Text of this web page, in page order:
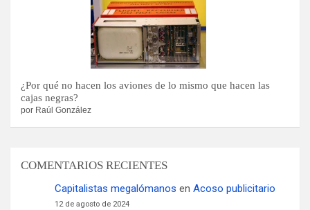
¿Por qué no hacen los aviones de lo mismo que hacen las
cajas negras?
por Raúl González
COMENTARIOS RECIENTES
Capitalistas megalómanos en Acoso publicitario
12 de agosto de 2024